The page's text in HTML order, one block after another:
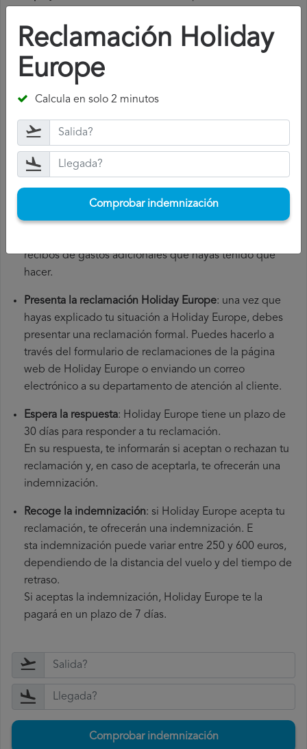
¿Cómo presentar una reclamación
Holiday Europe
seguir los siguientes pasos:
Reúne toda la documentación necesaria: para presentar
una reclamación Holiday Europe, necesitarás el número
de tu vuelo, la fecha de salida, el aeropuerto de origen
y el aeropuerto de destino. También es recomendable
que guardes todos los documentos relacionados con el
recibos de gastos adicionales que hayas tenido que
hacer.
Presenta la reclamación Holiday Europe: una vez que
hayas explicado tu situación a Holiday Europe, debes
presentar una reclamación formal. Puedes hacerlo a
través del formulario de reclamaciones de la página
web de Holiday Europe o enviando un correo
electrónico a su departamento de atención al cliente.
Espera la respuesta: Holiday Europe tiene un plazo de
30 días para responder a tu reclamación.
En su respuesta, te informarán si aceptan o rechazan tu
reclamación y, en caso de aceptarla, te ofrecerán una
indemnización.
Recoge la indemnización: si Holiday Europe acepta tu
reclamación, te ofrecerán una indemnización. E
sta indemnización puede variar entre 250 y 600 euros,
dependiendo de la distancia del vuelo y del tiempo de
retraso.
Si aceptas la indemnización, Holiday Europe te la
pagará en un plazo de 7 días.
Comprobar indemnización
Reclamación Holiday
Europe
Calcula en solo 2 minutos
Comprobar indemnización